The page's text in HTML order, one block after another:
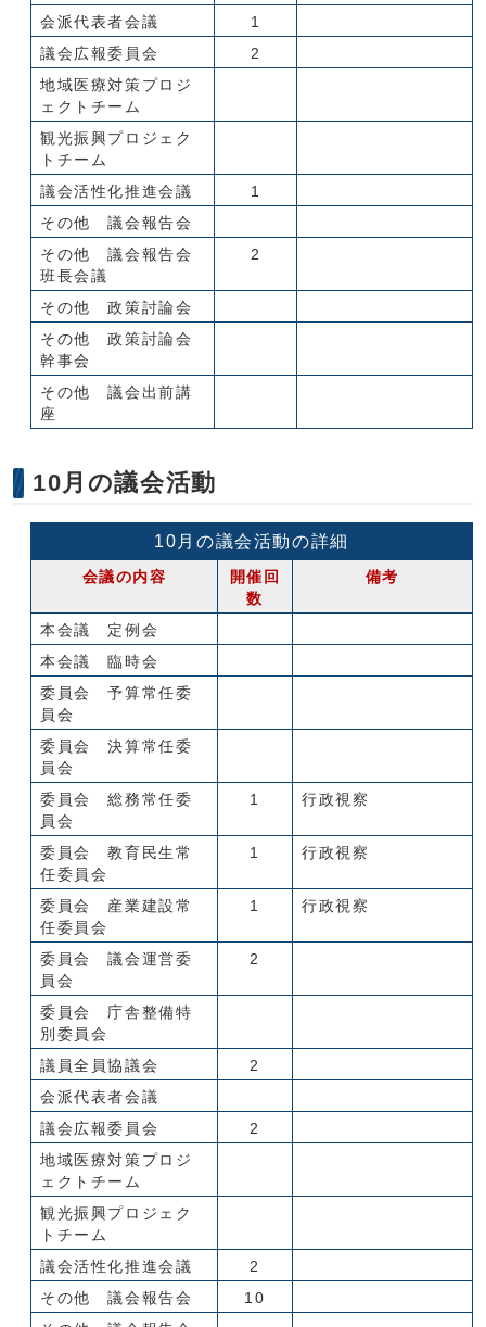
会派代表者会議
1
議会広報委員会
2
地域医療対策プロジ
ェクトチーム
観光振興プロジェク
トチーム
議会活性化推進会議
1
その他 議会報告会
その他 議会報告会
班長会議
2
その他 政策討論会
その他 政策討論会
幹事会
その他 議会出前講
座
10月の議会活動
10月の議会活動の詳細
会議の内容
開催回
数
備考
本会議 定例会
本会議 臨時会
委員会 予算常任委
員会
委員会 決算常任委
員会
委員会 総務常任委
員会
1 行政視察
委員会 教育民生常
任委員会
1 行政視察
委員会 産業建設常
任委員会
1 行政視察
委員会 議会運営委
員会
2
委員会 庁舎整備特
別委員会
議員全員協議会
2
会派代表者会議
議会広報委員会
2
地域医療対策プロジ
ェクトチーム
観光振興プロジェク
トチーム
議会活性化推進会議
2
その他 議会報告会
10